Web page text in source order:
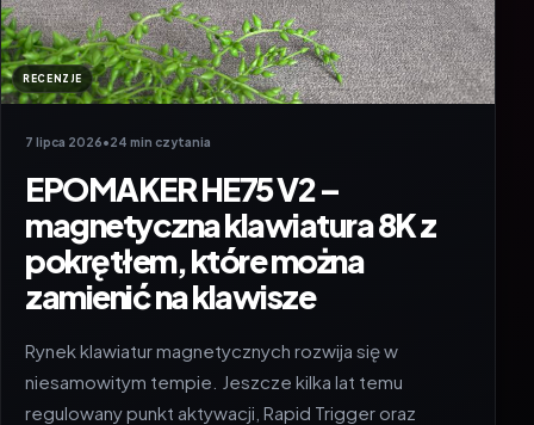
RECENZJE
7 lipca 2026•24 min czytania
EPOMAKER HE75 V2 –
magnetyczna klawiatura 8K z
pokrętłem, które można
zamienić na klawisze
Rynek klawiatur magnetycznych rozwija się w
niesamowitym tempie. Jeszcze kilka lat temu
regulowany punkt aktywacji, Rapid Trigger oraz